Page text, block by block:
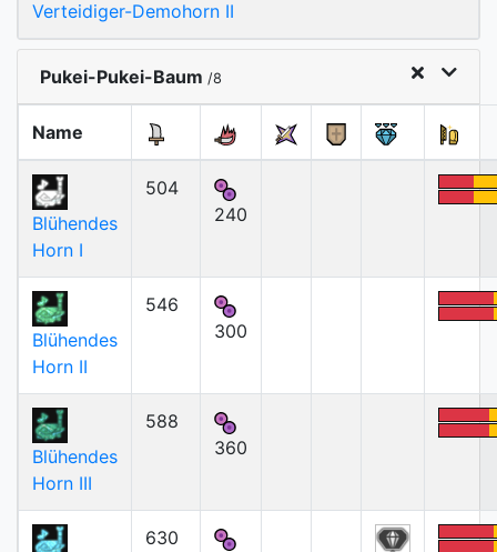
Verteidiger-Demohorn II
Pukei-Pukei-Baum /8
Name
Blühendes
Horn I
504
240
Blühendes
Horn II
546
300
Blühendes
Horn III
588
360
630